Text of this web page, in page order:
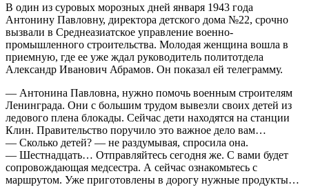
В один из суровых морозных дней января 1943 года
Антонину Павловну, директора детского дома №22, срочно
вызвали в Среднеазиатское управление военно-
промышленного строительства. Молодая женщина вошла в
приемную, где ее уже ждал руководитель политотдела
Александр Иванович Абрамов. Он показал ей телеграмму.
— Антонина Павловна, нужно помочь военным строителям
Ленинграда. Они с большим трудом вывезли своих детей из
ледового плена блокады. Сейчас дети находятся на станции
Клин. Правительство поручило это важное дело вам…
— Сколько детей? — не раздумывая, спросила она.
— Шестнадцать… Отправляйтесь сегодня же. С вами будет
сопровождающая медсестра. А сейчас ознакомьтесь с
маршрутом. Уже приготовлены в дорогу нужные продукты…